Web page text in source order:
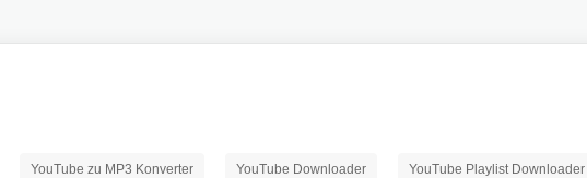
YouTube zu MP3 Konverter YouTube Downloader YouTube Playlist Downloader